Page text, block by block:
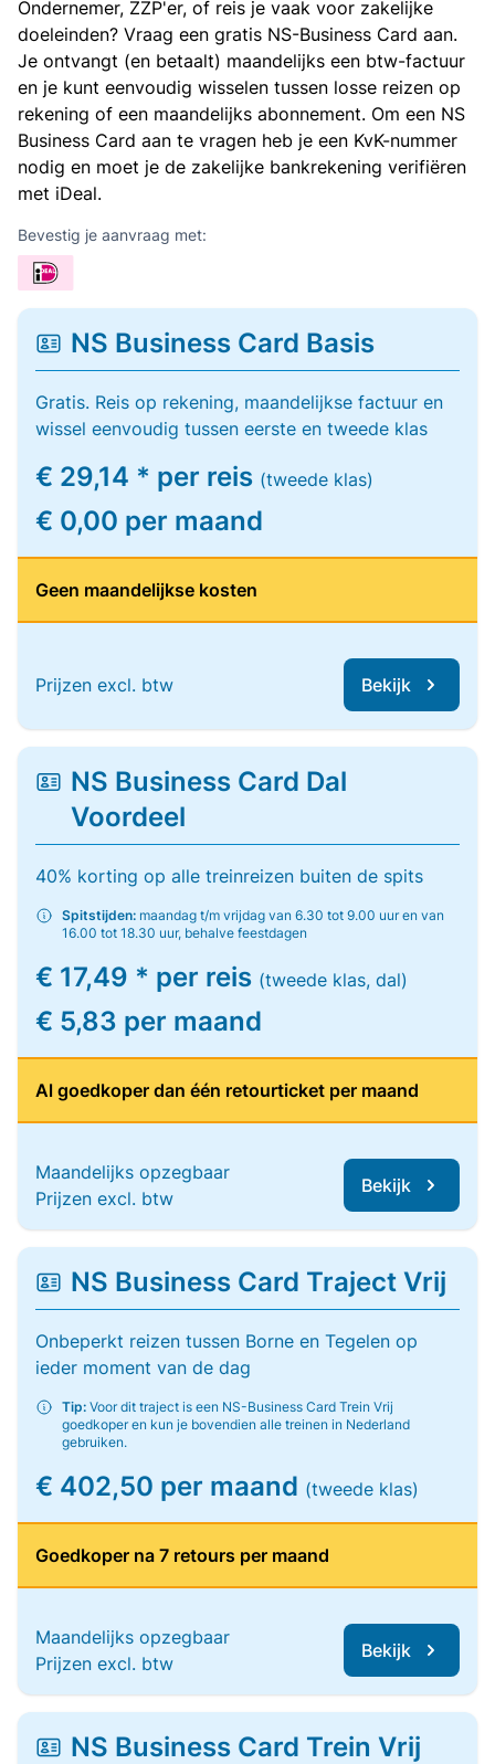
Ondernemer, ZZP'er, of reis je vaak voor zakelijke
doeleinden? Vraag een gratis NS-Business Card aan.
Je ontvangt (en betaalt) maandelijks een btw-factuur
en je kunt eenvoudig wisselen tussen losse reizen op
rekening of een maandelijks abonnement. Om een NS
Business Card aan te vragen heb je een KvK-nummer
nodig en moet je de zakelijke bankrekening verifiëren
met iDeal.
Bevestig je aanvraag met:
NS Business Card Basis
Gratis. Reis op rekening, maandelijkse factuur en
wissel eenvoudig tussen eerste en tweede klas
€ 29,14 * per reis (tweede klas)
€ 0,00 per maand
Geen maandelijkse kosten
Prijzen excl. btw Bekijk
NS Business Card Dal
Voordeel
40% korting op alle treinreizen buiten de spits
Spitstijden: maandag t/m vrijdag van 6.30 tot 9.00 uur en van
16.00 tot 18.30 uur, behalve feestdagen
€ 17,49 * per reis (tweede klas, dal)
€ 5,83 per maand
Al goedkoper dan één retourticket per maand
Maandelijks opzegbaar
Prijzen excl. btw
Bekijk
NS Business Card Traject Vrij
Onbeperkt reizen tussen Borne en Tegelen op
ieder moment van de dag
Tip: Voor dit traject is een NS-Business Card Trein Vrij
goedkoper en kun je bovendien alle treinen in Nederland
gebruiken.
€ 402,50 per maand (tweede klas)
Goedkoper na 7 retours per maand
Maandelijks opzegbaar
Prijzen excl. btw
Bekijk
NS Business Card Trein Vrij